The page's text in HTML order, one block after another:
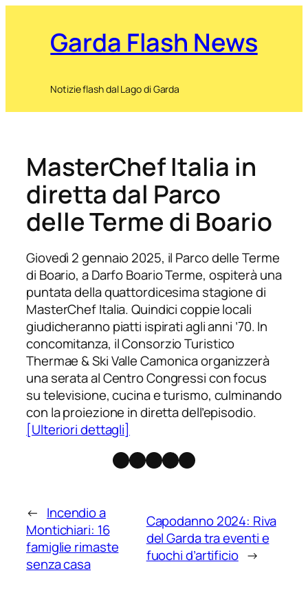
Garda Flash News
Notizie flash dal Lago di Garda
MasterChef Italia in
diretta dal Parco
delle Terme di Boario
Giovedì 2 gennaio 2025, il Parco delle Terme
di Boario, a Darfo Boario Terme, ospiterà una
puntata della quattordicesima stagione di
MasterChef Italia. Quindici coppie locali
giudicheranno piatti ispirati agli anni ’70. In
concomitanza, il Consorzio Turistico
Thermae & Ski Valle Camonica organizzerà
una serata al Centro Congressi con focus
su televisione, cucina e turismo, culminando
con la proiezione in diretta dell’episodio.
[Ulteriori dettagli]
Facebook
Instagram
X Threads
Telegram
← Incendio a
Montichiari: 16
famiglie rimaste
senza casa
Capodanno 2024: Riva
del Garda tra eventi e
fuochi d’artificio →